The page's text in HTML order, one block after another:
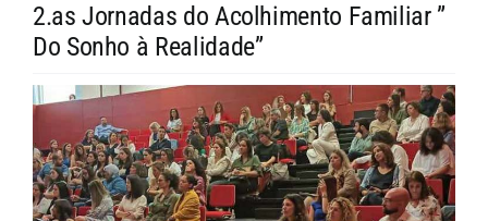
DONATIVOS
CONTACTOS
2.as Jornadas do Acolhimento Familiar ”
Do Sonho à Realidade”